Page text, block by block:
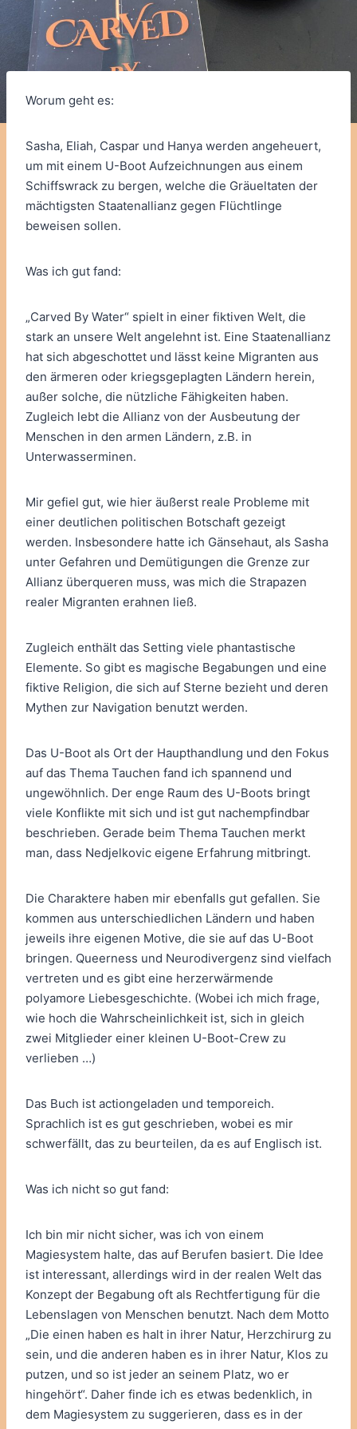
Worum geht es:
Sasha, Eliah, Caspar und Hanya werden angeheuert,
um mit einem U-Boot Aufzeichnungen aus einem
Schiffswrack zu bergen, welche die Gräueltaten der
mächtigsten Staatenallianz gegen Flüchtlinge
beweisen sollen.
Was ich gut fand:
„Carved By Water“ spielt in einer fiktiven Welt, die
stark an unsere Welt angelehnt ist. Eine Staatenallianz
hat sich abgeschottet und lässt keine Migranten aus
den ärmeren oder kriegsgeplagten Ländern herein,
außer solche, die nützliche Fähigkeiten haben.
Zugleich lebt die Allianz von der Ausbeutung der
Menschen in den armen Ländern, z.B. in
Unterwasserminen.
Mir gefiel gut, wie hier äußerst reale Probleme mit
einer deutlichen politischen Botschaft gezeigt
werden. Insbesondere hatte ich Gänsehaut, als Sasha
unter Gefahren und Demütigungen die Grenze zur
Allianz überqueren muss, was mich die Strapazen
realer Migranten erahnen ließ.
Zugleich enthält das Setting viele phantastische
Elemente. So gibt es magische Begabungen und eine
fiktive Religion, die sich auf Sterne bezieht und deren
Mythen zur Navigation benutzt werden.
Das U-Boot als Ort der Haupthandlung und den Fokus
auf das Thema Tauchen fand ich spannend und
ungewöhnlich. Der enge Raum des U-Boots bringt
viele Konflikte mit sich und ist gut nachempfindbar
beschrieben. Gerade beim Thema Tauchen merkt
man, dass Nedjelkovic eigene Erfahrung mitbringt.
Die Charaktere haben mir ebenfalls gut gefallen. Sie
kommen aus unterschiedlichen Ländern und haben
jeweils ihre eigenen Motive, die sie auf das U-Boot
bringen. Queerness und Neurodivergenz sind vielfach
vertreten und es gibt eine herzerwärmende
polyamore Liebesgeschichte. (Wobei ich mich frage,
wie hoch die Wahrscheinlichkeit ist, sich in gleich
zwei Mitglieder einer kleinen U-Boot-Crew zu
verlieben …)
Das Buch ist actiongeladen und temporeich.
Sprachlich ist es gut geschrieben, wobei es mir
schwerfällt, das zu beurteilen, da es auf Englisch ist.
Was ich nicht so gut fand:
Ich bin mir nicht sicher, was ich von einem
Magiesystem halte, das auf Berufen basiert. Die Idee
ist interessant, allerdings wird in der realen Welt das
Konzept der Begabung oft als Rechtfertigung für die
Lebenslagen von Menschen benutzt. Nach dem Motto
„Die einen haben es halt in ihrer Natur, Herzchirurg zu
sein, und die anderen haben es in ihrer Natur, Klos zu
putzen, und so ist jeder an seinem Platz, wo er
hingehört“. Daher finde ich es etwas bedenklich, in
dem Magiesystem zu suggerieren, dass es in der